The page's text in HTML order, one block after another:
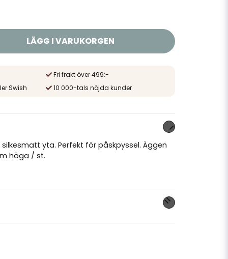
LÄGG I VARUKORGEN
Fri frakt över 499:-
Swish
10 000-tals nöjda kunder
yta. Perfekt för påskpyssel. Äggen
höga / st.